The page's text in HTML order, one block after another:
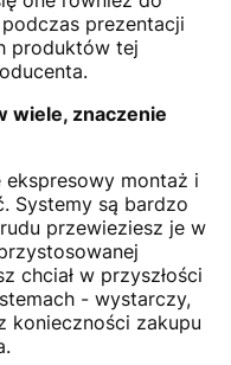
prezentacji
produktów tej
wiele, znaczenie
ekspresowy montaż i
Systemy są bardzo
przewieziesz je w
chciał w przyszłości
- wystarczy,
konieczności zakupu